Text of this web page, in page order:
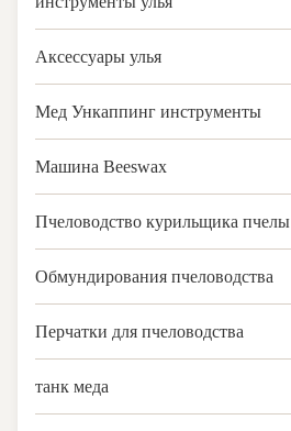
Аксессуары улья
Мед Ункаппинг инструменты
Машина Beeswax
Пчеловодство курильщика пчелы
Обмундирования пчеловодства
Перчатки для пчеловодства
танк меда